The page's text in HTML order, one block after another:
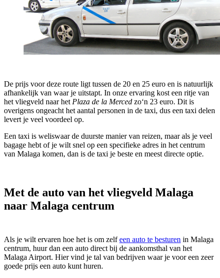
De prijs voor deze route ligt tussen de 20 en 25 euro en is natuurlijk
afhankelijk van waar je uitstapt. In onze ervaring kost een ritje van
het vliegveld naar het Plaza de la Merced zo‘n 23 euro. Dit is
overigens ongeacht het aantal personen in de taxi, dus een taxi delen
levert je veel voordeel op.
Een taxi is weliswaar de duurste manier van reizen, maar als je veel
bagage hebt of je wilt snel op een specifieke adres in het centrum
van Malaga komen, dan is de taxi je beste en meest directe optie.
Met de auto van het vliegveld Malaga
naar Malaga centrum
Als je wilt ervaren hoe het is om zelfeen auto te besturen in Malaga
centrum, huur dan een auto direct bij de aankomsthal van het
Malaga Airport. Hier vind je tal van bedrijven waar je voor een zeer
goede prijs een auto kunt huren.